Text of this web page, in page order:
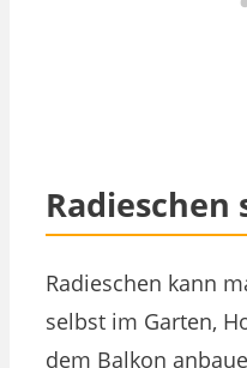
Radieschen
Radieschen kann
selbst im Garten,
dem Balkon